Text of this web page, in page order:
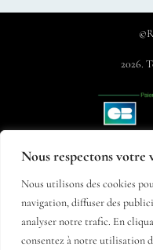
Nous respectons votre
Nous utilisons des cookies
navigation, diffuser des
analyser notre trafic. En
consentez à notre utilisation
2026.